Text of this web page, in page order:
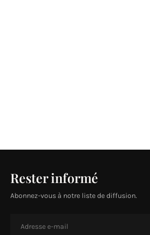
Rester informé
Abonnez-vous à notre liste de diffusion.